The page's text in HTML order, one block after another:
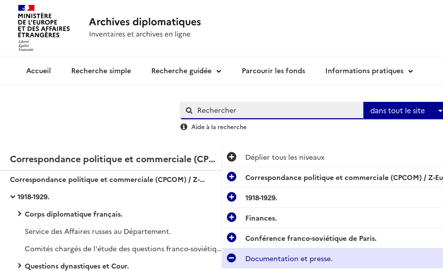
Archives diplomatiquesRecherche simple Recherche guidée Parcourir les fonds Informations pratiques
dans tout le site
Aide à la recherche
Correspondance politique et commerciale (CPCOM) / Z-Europe / URSS
Correspondance politique et commerciale (CPCOM) / Z-Europe / URSS
1918-1929.
Corps diplomatique français.
Service des Affaires russes au Département.
Comités chargés de l'étude des questions franco-soviétiques.
Questions dynastiques et Cour.
Déplier tous les niveaux
Correspondance politique et commerciale (CPCOM) / Z-
1918-1929.
Finances.
Conférence franco-soviétique de Paris.
Documentation et presse.